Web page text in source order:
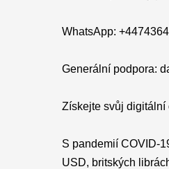
WhatsApp:
Generální podpora:
Získejte svůj digitální
S pandemií COVID-
USD, britských